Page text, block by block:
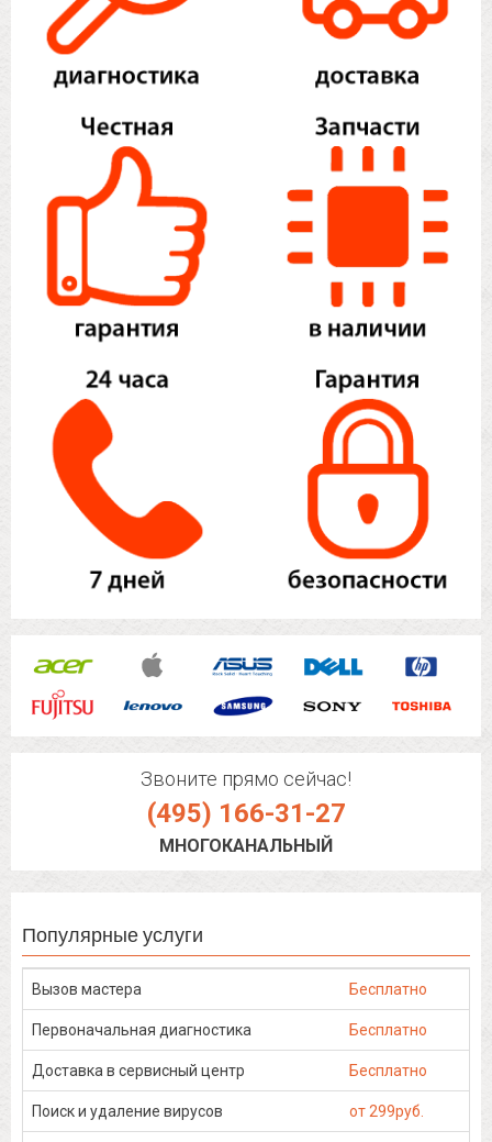
Звоните прямо сейчас!
(495) 166-31-27
МНОГОКАНАЛЬНЫЙ
Популярные услуги
Вызов мастера Бесплатно
Первоначальная диагностика Бесплатно
Доставка в сервисный центр Бесплатно
Поиск и удаление вирусов от 299руб.